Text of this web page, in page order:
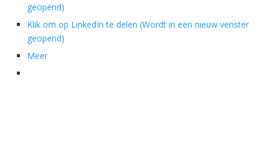
geopend)
Klik om op LinkedIn te delen (Wordt in een nieuw venster
geopend)
Meer